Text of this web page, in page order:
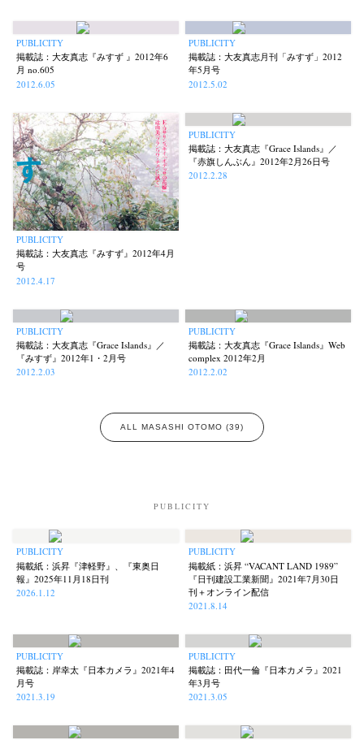
Terms & Privacy Policy Bookstores Newsletter
(7) Kazumichi Hashimoto
(42) Keiko Sasaoka (267) Keizo Kitajima
photographers' gallery File (16) photographers’ gallery press
Postwar and Shōwa-Era (2) Publication (42) Remembrance (43)
Renchan (21) Review (32) Shoreline
Takuro Yoneda (44) Untitled Records (41) Workshop (5)
Yuki Kasama (9)
PUBLICITY
掲載誌：大友真志『みすず 』2012年6
月 no.605
2012.6.05
PUBLICITY
掲載誌：大友真志月刊「みすず」2012
年5月号
2012.5.02
PUBLICITY
掲載誌：大友真志『みすず』2012年4月
号
2012.4.17
PUBLICITY
掲載誌：大友真志『Grace Islands』／
『赤旗しんぶん』2012年2月26日号
2012.2.28
PUBLICITY
掲載誌：大友真志『Grace Islands』／
『みすず』2012年1・2月号
2012.2.03
PUBLICITY
掲載誌：大友真志『Grace Islands』Web
complex 2012年2月
2012.2.02
ALL MASASHI OTOMO (39)
PUBLICITY
PUBLICITY
掲載紙：浜昇『津軽野』、『東奥日
報』2025年11月18日刊
2026.1.12
PUBLICITY
掲載紙：浜昇 “VACANT LAND 1989”
『日刊建設工業新聞』2021年7月30日
刊＋オンライン配信
2021.8.14
PUBLICITY
掲載誌：岸幸太『日本カメラ』2021年4
月号
2021.3.19
PUBLICITY
掲載誌：田代一倫『日本カメラ』2021
年3月号
2021.3.05